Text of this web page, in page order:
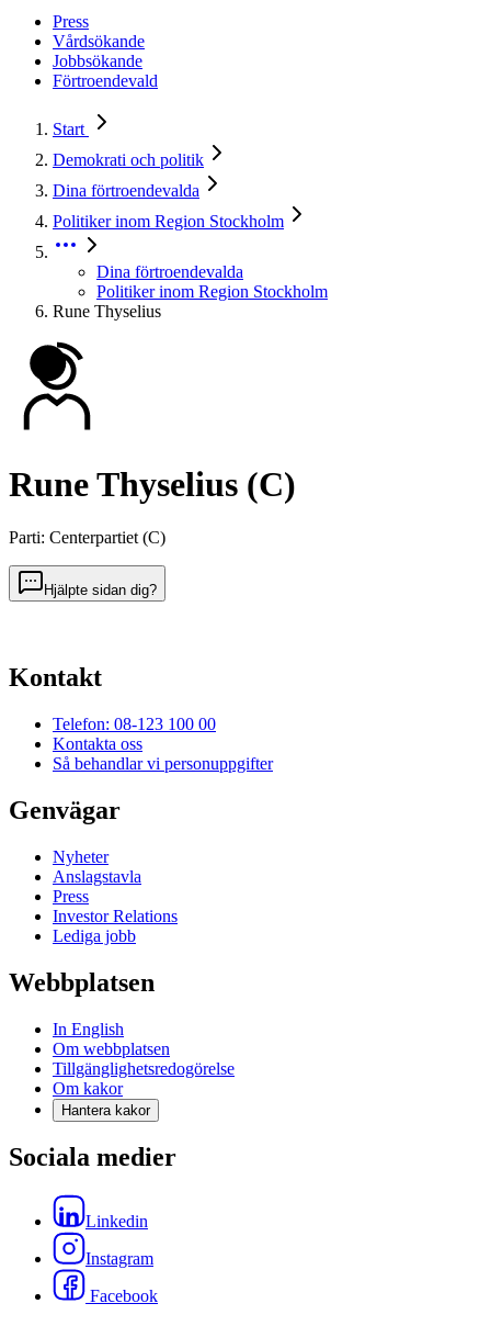
Press
Vårdsökande
Jobbsökande
Förtroendevald
Start
Demokrati och politik
Dina förtroendevalda
Politiker inom Region Stockholm
Dina förtroendevalda
Politiker inom Region Stockholm
Rune Thyselius
Rune Thyselius (C)
Parti: Centerpartiet (C)
Hjälpte sidan dig?
Kontakt
Telefon: 08-123 100 00
Kontakta oss
Så behandlar vi personuppgifter
Genvägar
Nyheter
Anslagstavla
Press
Investor Relations
Lediga jobb
Webbplatsen
In English
Om webbplatsen
Tillgänglighetsredogörelse
Om kakor
Hantera kakor
Sociala medier
Linkedin
Instagram
Facebook